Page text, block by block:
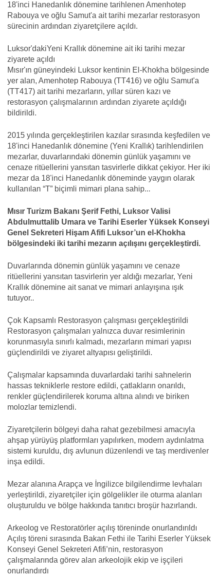
18'inci Hanedanlık dönemine tarihlenen Amenhotep
Rabouya ve oğlu Samut'a ait tarihi mezarlar restorasyon
sürecinin ardından ziyaretçilere açıldı.
Luksor'dakiYeni Krallık dönemine ait iki tarihi mezar
ziyarete açıldı
Mısır'ın güneyindeki Luksor kentinin El-Khokha bölgesinde
yer alan, Amenhotep Rabouya (TT416) ve oğlu Samut'a
(TT417) ait tarihi mezarların, yıllar süren kazı ve
restorasyon çalışmalarının ardından ziyarete açıldığı
bildirildi.
2015 yılında gerçekleştirilen kazılar sırasında keşfedilen ve
18'inci Hanedanlık dönemine (Yeni Krallık) tarihlendirilen
mezarlar, duvarlarındaki dönemin günlük yaşamını ve
cenaze ritüellerini yansıtan tasvirlerle dikkat çekiyor. Her iki
mezar da 18'inci Hanedanlık döneminde yaygın olarak
kullanılan “T” biçimli mimari plana sahip...
Mısır Turizm Bakanı Şerif Fethi, Luksor Valisi
Abdulmuttalib Umara ve Tarihi Eserler Yüksek Konseyi
Genel Sekreteri Hişam Afifi Luksor’un el-Khokha
bölgesindeki iki tarihi mezarın açılışını gerçekleştirdi.
Duvarlarında dönemin günlük yaşamını ve cenaze
ritüellerini yansıtan tasvirlerin yer aldığı mezarlar, Yeni
Krallık dönemine ait sanat ve mimari anlayışına ışık
tutuyor..
Çok Kapsamlı Restorasyon çalışması gerçekleştirildi
Restorasyon çalışmaları yalnızca duvar resimlerinin
korunmasıyla sınırlı kalmadı, mezarların mimari yapısı
güçlendirildi ve ziyaret altyapısı geliştirildi.
Çalışmalar kapsamında duvarlardaki tarihi sahnelerin
hassas tekniklerle restore edildi, çatlakların onarıldı,
renkler güçlendirilerek koruma altına alındı ve biriken
molozlar temizlendi.
Ziyaretçilerin bölgeyi daha rahat gezebilmesi amacıyla
ahşap yürüyüş platformları yapılırken, modern aydınlatma
sistemi kuruldu, dış avlunun düzenlendi ve taş merdivenler
inşa edildi.
Mezar alanına Arapça ve İngilizce bilgilendirme levhaları
yerleştirildi, ziyaretçiler için gölgelikler ile oturma alanları
oluşturuldu ve bölge hakkında tanıtıcı broşür hazırlandı.
Arkeolog ve Restoratörler açılış töreninde onurlandırıldı
Açılış töreni sırasında Bakan Fethi ile Tarihi Eserler Yüksek
Konseyi Genel Sekreteri Afifi’nin, restorasyon
çalışmalarında görev alan arkeolojik ekip ve işçileri
onurlandırdı